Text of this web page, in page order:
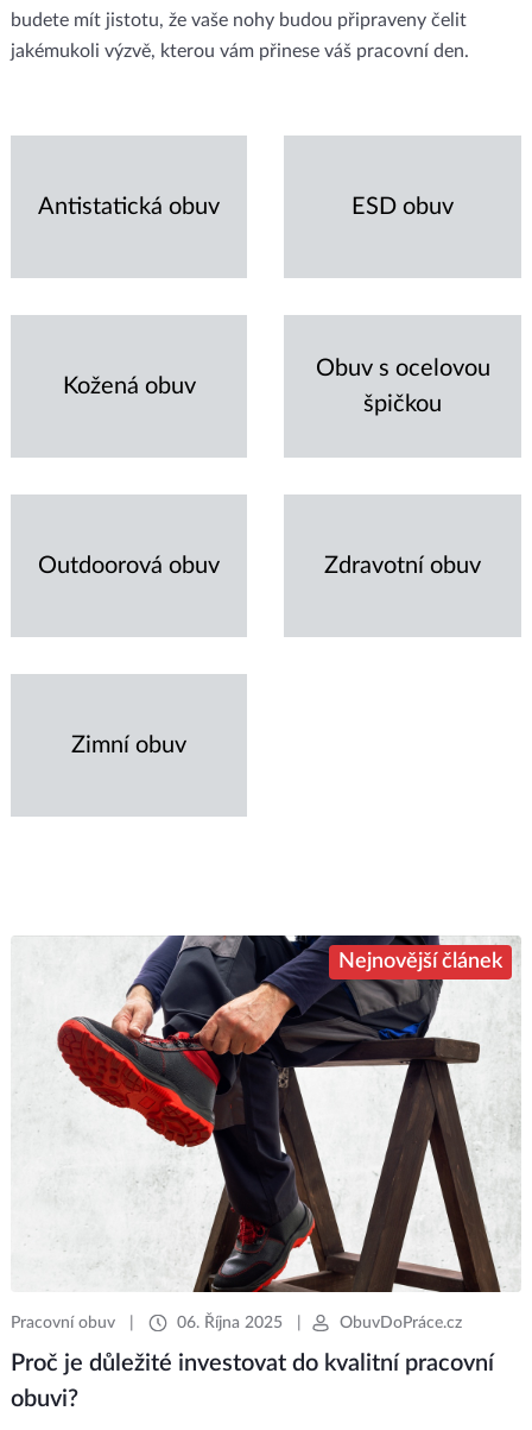
budete mít jistotu, že vaše nohy budou připraveny čelit
jakémukoli výzvě, kterou vám přinese váš pracovní den.
Antistatická obuv ESD obuv
Kožená obuv
Obuv s ocelovou
špičkou
Outdoorová obuv Zdravotní obuv
Zimní obuv
Nejnovější článek
Pracovní obuv| 06. Října 2025| ObuvDoPráce.cz
Proč je důležité investovat do kvalitní pracovní
obuvi?